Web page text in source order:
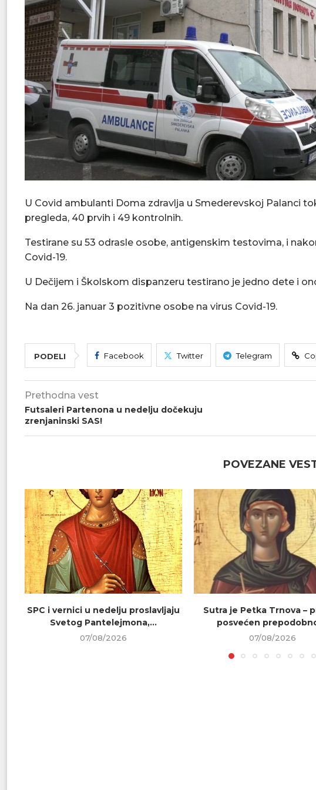
U Covid ambulanti Doma zdravlja u Smederevskoj Palanci
pregleda, 40 prvih i 49 kontrolnih.
Testirane su 53 odrasle osobe, antigenskim testovima, i
Covid-19.
U Dečijem i Školskom dispanzeru testirano je jedno dete i
Na dan 26. januar 3 pozitivne osobe na virus Covid-19.
PODELI Facebook Twitter Telegram
Prethodna vest
Futsaleri Partenona u nedelju dočekuju
zrenjaninski SAS!
POVEZANE
SPC i vernici u nedelju proslavljaju
Svetog Pantelejmona,...
07/08/2026
Sutra je Petka Trnova –
posvećen
07/08/2026